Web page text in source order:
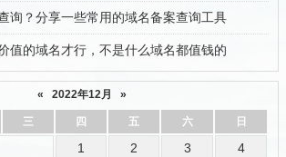
询？分享一些常用的域名备案查询工具
值的域名才行，不是什么域名都值钱的
« 2022年12月 »
三 四 五 六 日
1 2 3 4